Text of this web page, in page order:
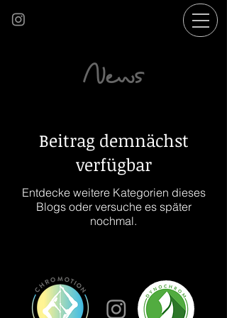
News
Beitrag demnächst
verfügbar
Entdecke weitere Kategorien dieses
Blogs oder versuche es später
nochmal.